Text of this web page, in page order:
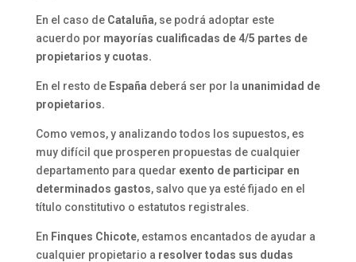
En el caso de Cataluña, se podrá adoptar este
acuerdo por mayorías cualificadas de 4/5 partes de
propietarios y cuotas.
En el resto de España deberá ser por la unanimidad de
propietarios.
Como vemos, y analizando todos los supuestos, es
muy difícil que prosperen propuestas de cualquier
departamento para quedar exento de participar en
determinados gastos, salvo que ya esté fijado en el
título constitutivo o estatutos registrales.
En Finques Chicote, estamos encantados de ayudar a
cualquier propietario a resolver todas sus dudas